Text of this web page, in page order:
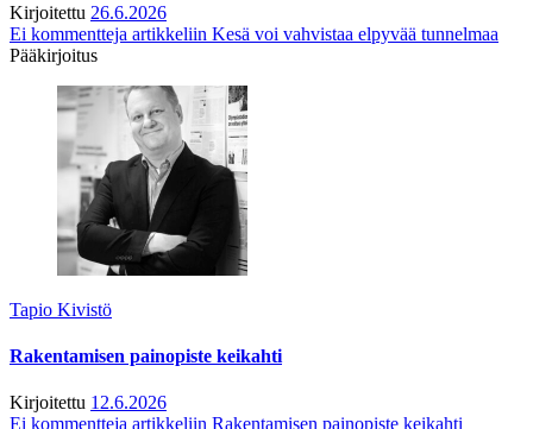
Kirjoitettu 26.6.2026
Ei kommentteja artikkeliin Kesä voi vahvistaa elpyvää tunnelmaa
Pääkirjoitus
Tapio Kivistö
Rakentamisen painopiste keikahti
Kirjoitettu 12.6.2026
Ei kommentteja artikkeliin Rakentamisen painopiste keikahti